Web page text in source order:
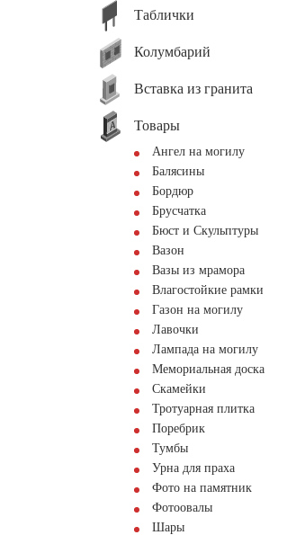
Таблички
Колумбарий
Вставка из гранита
Товары
Ангел на могилу
Балясины
Бордюр
Брусчатка
Бюст и Скульптуры
Вазон
Вазы из мрамора
Влагостойкие рамки
Газон на могилу
Лавочки
Лампада на могилу
Мемориальная доска
Скамейки
Тротуарная плитка
Поребрик
Тумбы
Урна для праха
Фото на памятник
Фотоовалы
Шары